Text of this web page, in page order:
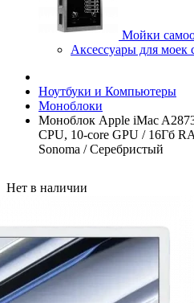
Мойки
Аксессуары для моек
Ноутбуки и Компьютеры
Моноблоки
Моноблок Apple iMac
CPU, 10-core GPU / 16Гб
Sonoma / Серебристый
Нет в наличии